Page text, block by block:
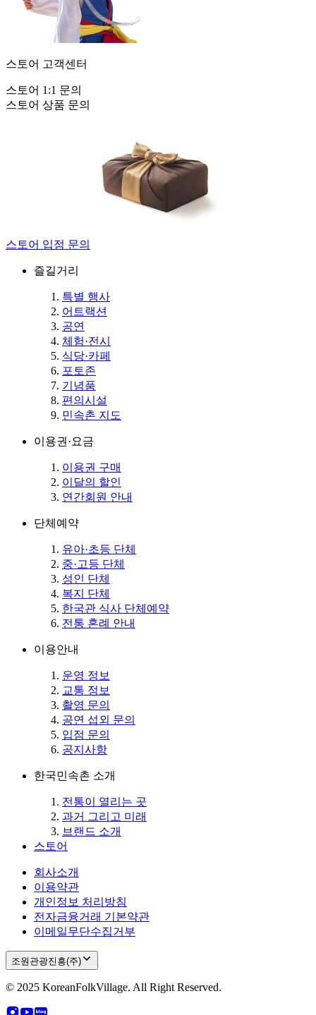
스토어 고객센터
스토어 1:1 문의
스토어 상품 문의
스토어 입점 문의
즐길거리
특별 행사
어트랙션
공연
체험·전시
식당·카페
포토존
기념품
편의시설
민속촌 지도
이용권·요금
이용권 구매
이달의 할인
연간회원 안내
단체예약
유아·초등 단체
중·고등 단체
성인 단체
복지 단체
한국관 식사 단체예약
전통 혼례 안내
이용안내
운영 정보
교통 정보
촬영 문의
공연 섭외 문의
입점 문의
공지사항
한국민속촌 소개
전통이 열리는 곳
과거 그리고 미래
브랜드 소개
스토어
회사소개
이용약관
개인정보 처리방침
전자금융거래 기본약관
이메일무단수집거부
조원관광진흥(주)
© 2025 KoreanFolkVillage. All Right Reserved.